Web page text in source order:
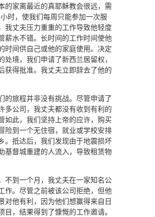
的家离最近的真耶稣教会很远，需
时，使我们每周只能参加一次服
我丈夫压力重重的工作导致他轻度
薪水不错。长时间的工作时间使他
时间供自己或他的家庭使用。决定
处境，我们申请了新西兰居留权，
获得批准。我丈夫立即辞去了他的
的旅程并非没有挑战。尽管申请了
多公司，我丈夫都没有收到有利的
如此，我们坚持上帝的应许，购买
险到一个无住宿，就业或学校安排
。抵达后，我们发现由于地震损坏
基督城重建的人流入，导致租赁物
不到一个月，我丈夫在一家知名公
作。尽管之前被该公司拒绝，但他
对他有利，因为他们想赢得来自日
目，结果得到了慷慨的工作邀请。